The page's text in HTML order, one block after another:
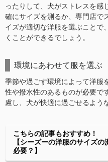
ったりして、犬がストレスを感
確にサイズを測るか、専門店で
イズが適切な洋服を選ぶことで
くことができるでしょう。
環境にあわせて服を選ぶ
季節や過ごす環境によって洋服
性や撥水性のあるものが必要で
慮し、犬が快適に過ごせるよう
こちらの記事もおすすめ！
【シーズーの洋服のサイズ
必要？】